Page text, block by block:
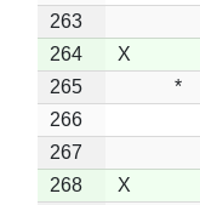
263
264
X
265
*
266
267
268
X